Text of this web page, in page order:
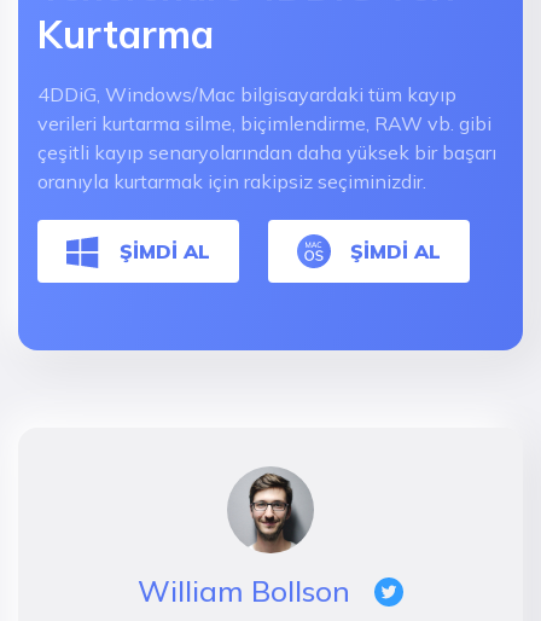
Kurtarma
4DDiG, Windows/Mac bilgisayardaki tüm kayıp
verileri kurtarma silme, biçimlendirme, RAW vb. gibi
çeşitli kayıp senaryolarından daha yüksek bir başarı
oranıyla kurtarmak için rakipsiz seçiminizdir.
ŞİMDİ AL ŞİMDİ AL
William Bollson